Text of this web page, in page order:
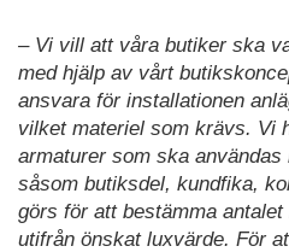
– Vi vill att våra butiker ska
med hjälp av vårt
ansvara för installationen
vilket materiel som krävs. Vi
armaturer som ska
såsom butiksdel, kundfika,
görs för att bestämma
utifrån önskat luxvärde. För